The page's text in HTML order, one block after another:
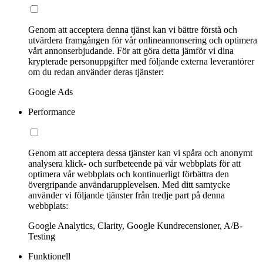
Genom att acceptera denna tjänst kan vi bättre förstå och
utvärdera framgången för vår onlineannonsering och optimera
vårt annonserbjudande. För att göra detta jämför vi dina
krypterade personuppgifter med följande externa leverantörer
om du redan använder deras tjänster:
Google Ads
Performance
Genom att acceptera dessa tjänster kan vi spåra och anonymt
analysera klick- och surfbeteende på vår webbplats för att
optimera vår webbplats och kontinuerligt förbättra den
övergripande användarupplevelsen. Med ditt samtycke
använder vi följande tjänster från tredje part på denna
webbplats:
Google Analytics, Clarity, Google Kundrecensioner, A/B-
Testing
Funktionell